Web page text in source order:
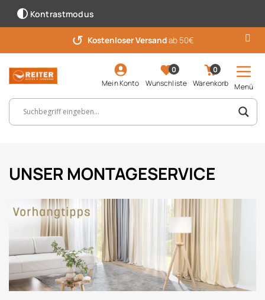
Kontrastmodus
↺ Kostenloser Versandab 50€
Mein Konto
0
Wunschliste
0
Warenkorb
Menü
Suchbegriff, Artikelnummer ...
UNSER MONTAGESERVICE